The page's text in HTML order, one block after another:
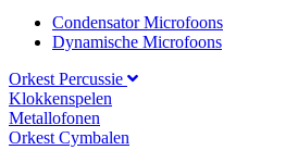
Condensator Microfoons
Dynamische Microfoons
Orkest Percussie
Klokkenspelen
Metallofonen
Orkest Cymbalen